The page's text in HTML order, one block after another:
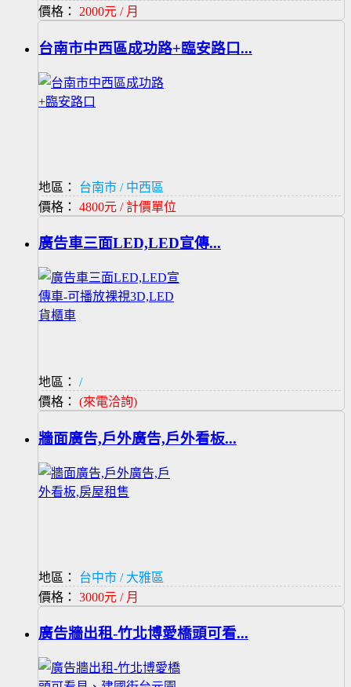
價格： 2000元 / 月
台南市中西區成功路+臨安路口...
地區：
台南市 / 中西區
價格： 4800元 / 計價單位
廣告車三面LED,LED宣傳...
地區：
/
價格： (來電洽詢)
牆面廣告,戶外廣告,戶外看板...
地區：
台中市 / 大雅區
價格： 3000元 / 月
廣告牆出租-竹北博愛橋頭可看...